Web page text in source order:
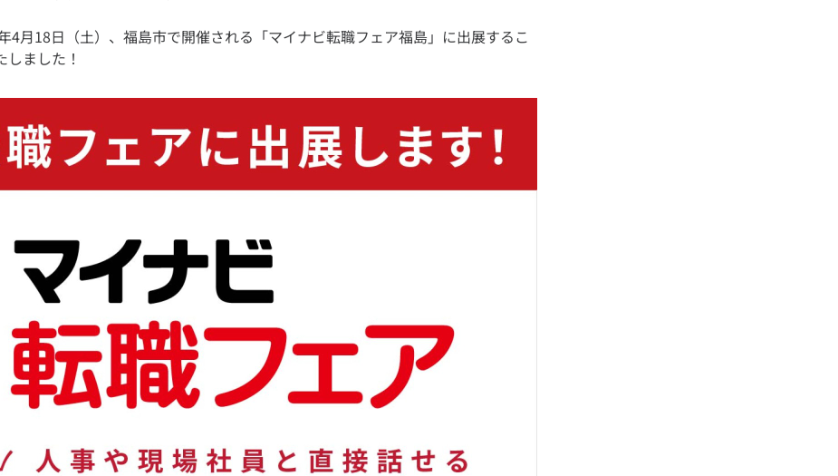
4月18日（土）、福島市で開催される「マイナビ転職フェア福島」に出展するこ